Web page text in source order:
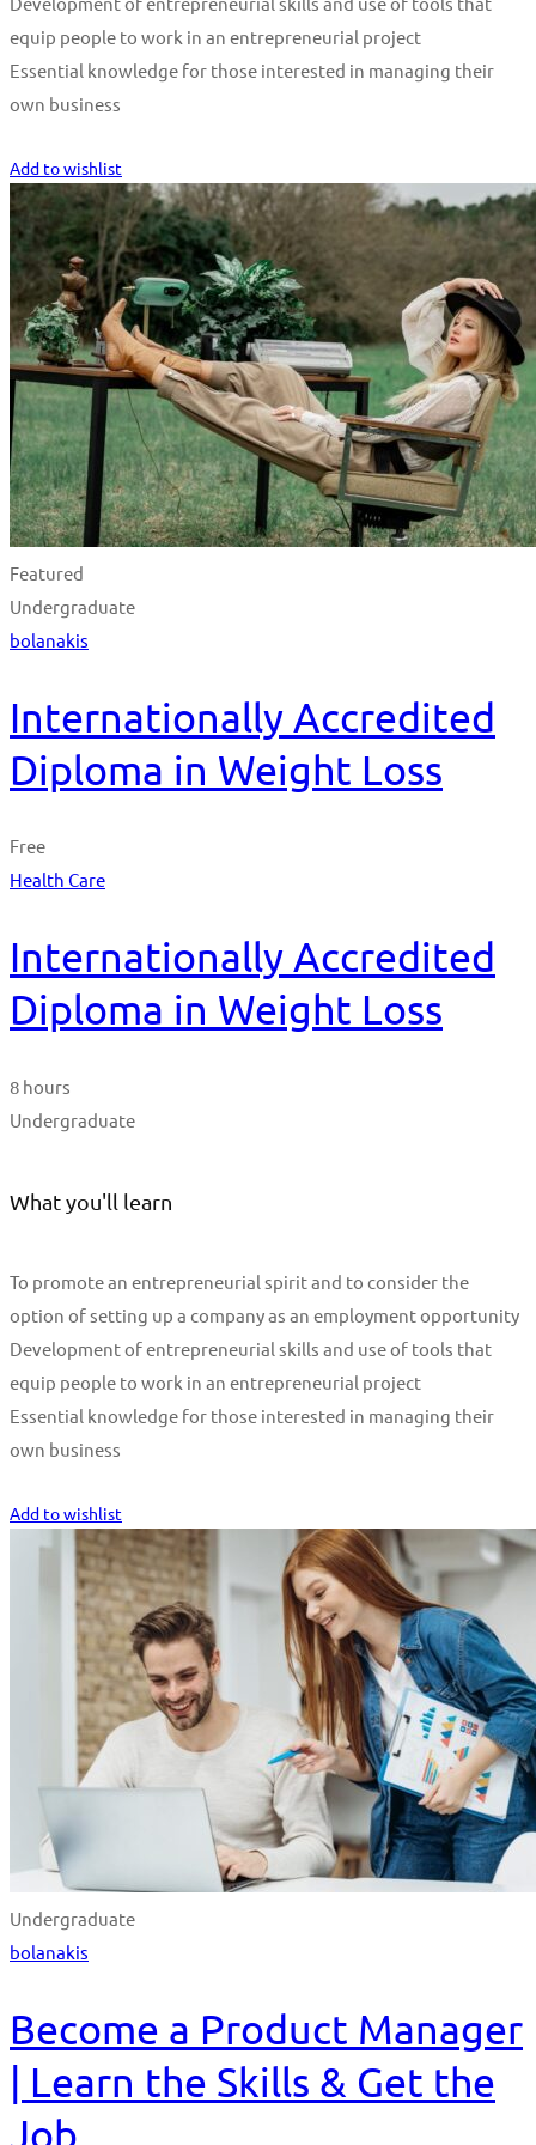
equip people to work in an entrepreneurial project
Essential knowledge for those interested in managing their
own business
Add to wishlist
Featured
Undergraduate
bolanakis
Internationally Accredited
Diploma in Weight Loss
Free
Health Care
Internationally Accredited
Diploma in Weight Loss
8 hours
Undergraduate
What you'll learn
To promote an entrepreneurial spirit and to consider the
option of setting up a company as an employment opportunity
Development of entrepreneurial skills and use of tools that
equip people to work in an entrepreneurial project
Essential knowledge for those interested in managing their
own business
Add to wishlist
Undergraduate
bolanakis
Become a Product Manager
| Learn the Skills & Get the
Job